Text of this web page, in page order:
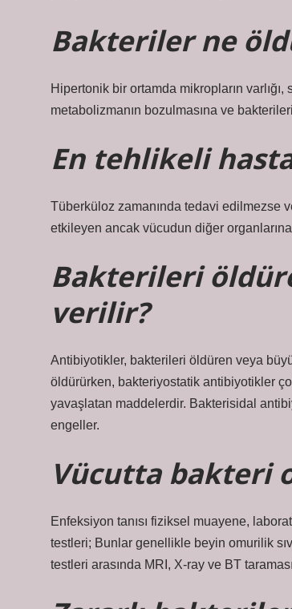
Bakteriler ne
Hipertonik bir ortamda mikropların
metabolizmanın bozulmasına ve
En tehlikeli
Tüberküloz zamanında tedavi edilmezse
etkileyen ancak vücudun diğer organlarına
Bakterileri
verilir?
Antibiyotikler, bakterileri öldüren veya
öldürürken, bakteriyostatik antibiyotikler
yavaşlatan maddelerdir. Bakterisidal
engeller.
Vücutta bakteri
Enfeksiyon tanısı fiziksel muayene,
testleri; Bunlar genellikle beyin omurilik
testleri arasında MRI, X-ray ve BT